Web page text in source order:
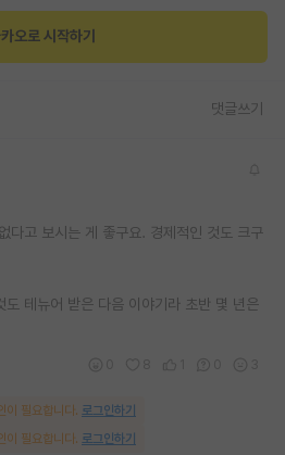
오로 시작하기
댓글쓰기
다고 보시는 게 좋구요. 경제적인 것도 크구
도 테뉴어 받은 다음 이야기라 초반 몇 년은
이 필요합니다. 로그인하기
이 필요합니다. 로그인하기